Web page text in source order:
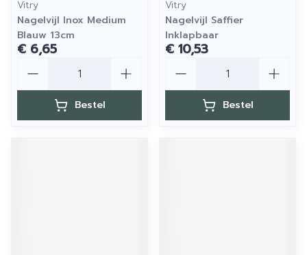
Vitry
Nagelvijl Inox Medium
Blauw 13cm
€ 6,65
Bestel
Vitry
Nagelvijl Saffier
Inklapbaar
€ 10,53
Bestel